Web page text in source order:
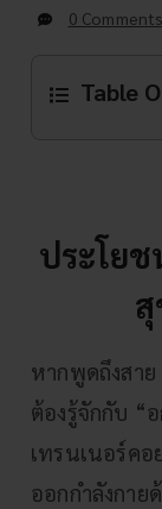
0 Comments
Table
ประโย
หากพูดถึงสา
ต้องรู้จักกับ “
เทรนเนอร์คอ
ออกกำลังกาย